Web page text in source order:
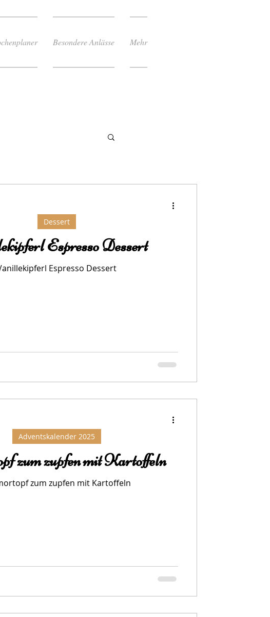
Besondere Anlässe Mehr
Espresso Dessert
Espresso Dessert
Dessert
zum zupfen mit Kartoffeln
zum zupfen mit Kartoffeln
Adventskalender 2025